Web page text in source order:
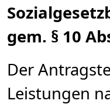
gem. § 10
Der
Leistungen